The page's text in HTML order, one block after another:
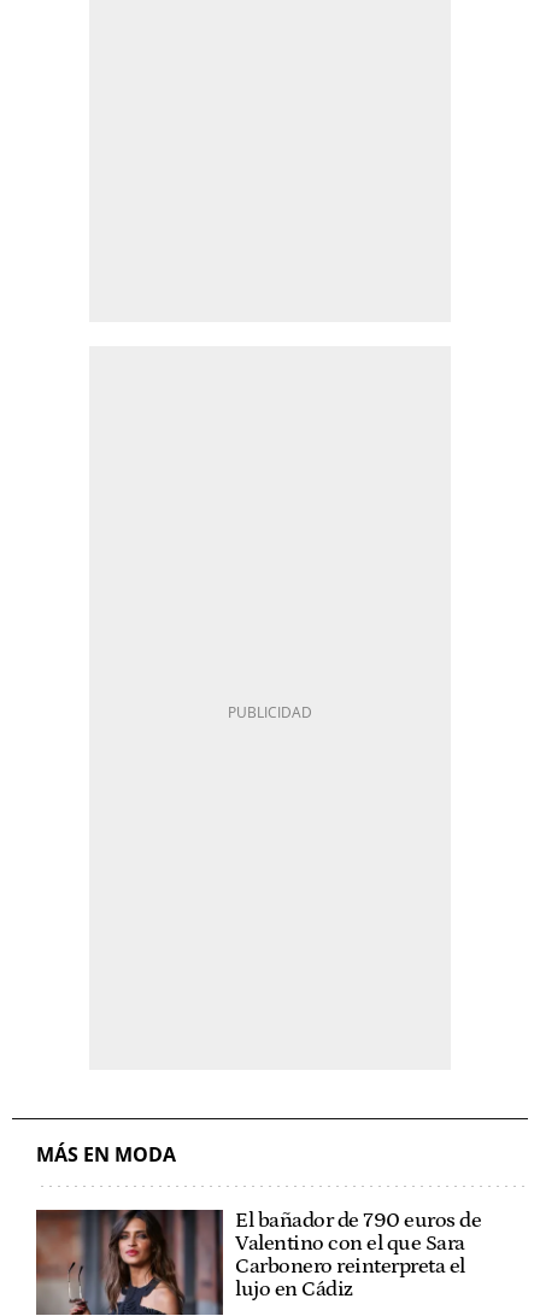
MÁS EN MODA
El bañador de 790 euros de
Valentino con el que Sara
Carbonero reinterpreta el
lujo en Cádiz